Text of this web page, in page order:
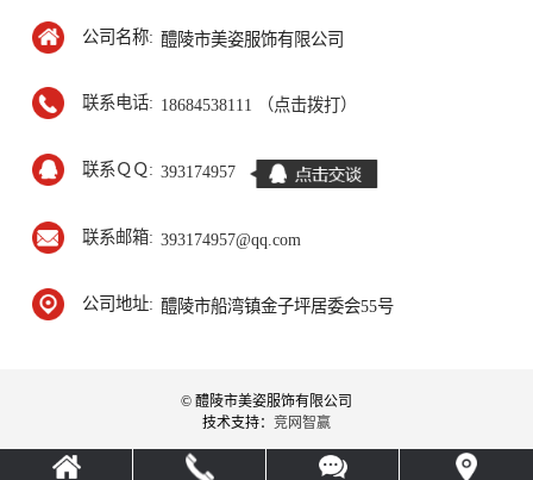
公司名称: 醴陵市美姿服饰有限公司
联系电话: 18684538111 （点击拨打）
联系ＱＱ: 393174957
联系邮箱: 393174957@qq.com
公司地址: 醴陵市船湾镇金子坪居委会55号
© 醴陵市美姿服饰有限公司
技术支持： 竞网智赢